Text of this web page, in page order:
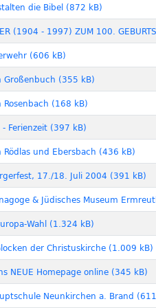
die Bibel (872 kB)
(1904 - 1997) ZUM 100.
(606 kB)
Großenbuch (355 kB)
Rosenbach (168 kB)
Ferienzeit (397 kB)
Rödlas und Ebersbach (436 kB)
17./18. Juli 2004 (391 kB)
& Jüdisches Museum
Wahl (1.324 kB)
der Christuskirche (1.009 kB)
NEUE Homepage online (345 kB)
Neunkirchen a. Brand